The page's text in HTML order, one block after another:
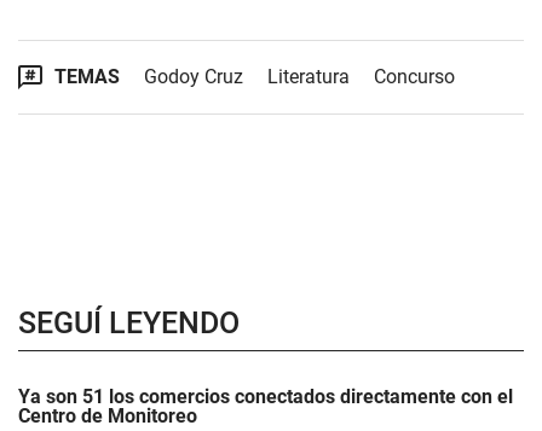
TEMAS Godoy Cruz Literatura Concurso
SEGUÍ LEYENDO
Ya son 51 los comercios conectados directamente con el
Centro de Monitoreo